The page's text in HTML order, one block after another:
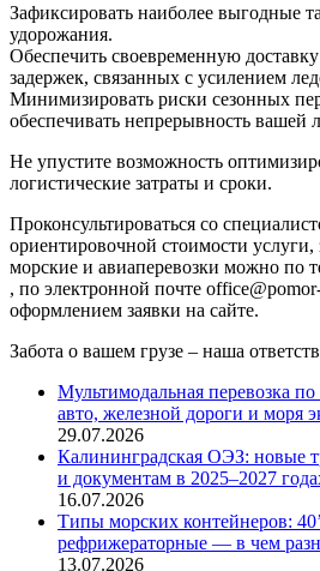
Зафиксировать наиболее выгодные
удорожания.
Обеспечить своевременную
задержек, связанных с усилением
Минимизировать риски сезонных
обеспечивать непрерывность вашей
Не упустите возможность
логистические затраты и сроки.
Проконсультироваться со
ориентировочной стоимости услуги,
морские и авиаперевозки можно по
, по электронной почте
оформлением заявки на сайте.
Забота о вашем грузе – наша
Мультимодальная перевозка по
авто, железной дороги и моря
29.07.2026
Калининградская ОЭЗ: новые
и документам в 2025–2027
16.07.2026
Типы морских контейнеров:
рефрижераторные — в чем
13.07.2026